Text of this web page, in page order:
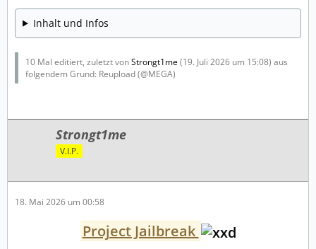
Inhalt und Infos
10 Mal editiert, zuletzt vonStrongt1me(19. Juli 2026 um 15:08) aus
folgendem Grund: Reupload (@MEGA)
Strongt1me
V.I.P.
18. Mai 2026 um 00:58
Project Jailbreak